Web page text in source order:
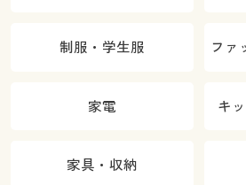
制服・学生服 ファ
家電 キ
家具・収納